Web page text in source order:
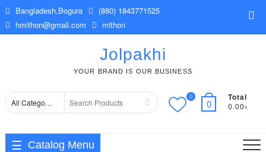
Skip
to
content
Bangladesh,Bogura
(880) 1843771525
hmithon@gmail.com
mithon
Jolpakhi
YOUR BRAND IS OUR BUSINESS
Search
0
0
Total
0.00৳
Catalog Menu